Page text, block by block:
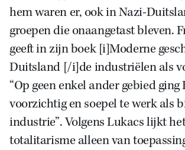
hem waren er, ook in Nazi-
groepen die onaangetast bleven.
geeft in zijn boek [i]Moderne
Duitsland [/i]de industriëlen als
“Op geen enkel ander gebied
voorzichtig en soepel te werk als
industrie”. Volgens Lukacs lijkt
totalitarisme alleen van